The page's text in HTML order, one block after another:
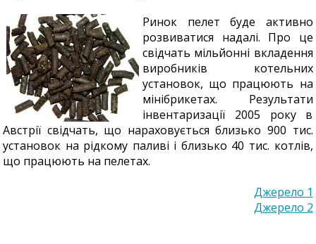
Ринок пелет буде активно
розвиватися надалі. Про це
свідчать мільйонні вкладення
виробників котельних
установок, що працюють на
мінібрикетах. Результати
інвентаризації 2005 року в
Австрії свідчать, що нараховується близько 900 тис.
установок на рідкому паливі і близько 40 тис. котлів,
що працюють на пелетах.
Джерело 1
Джерело 2